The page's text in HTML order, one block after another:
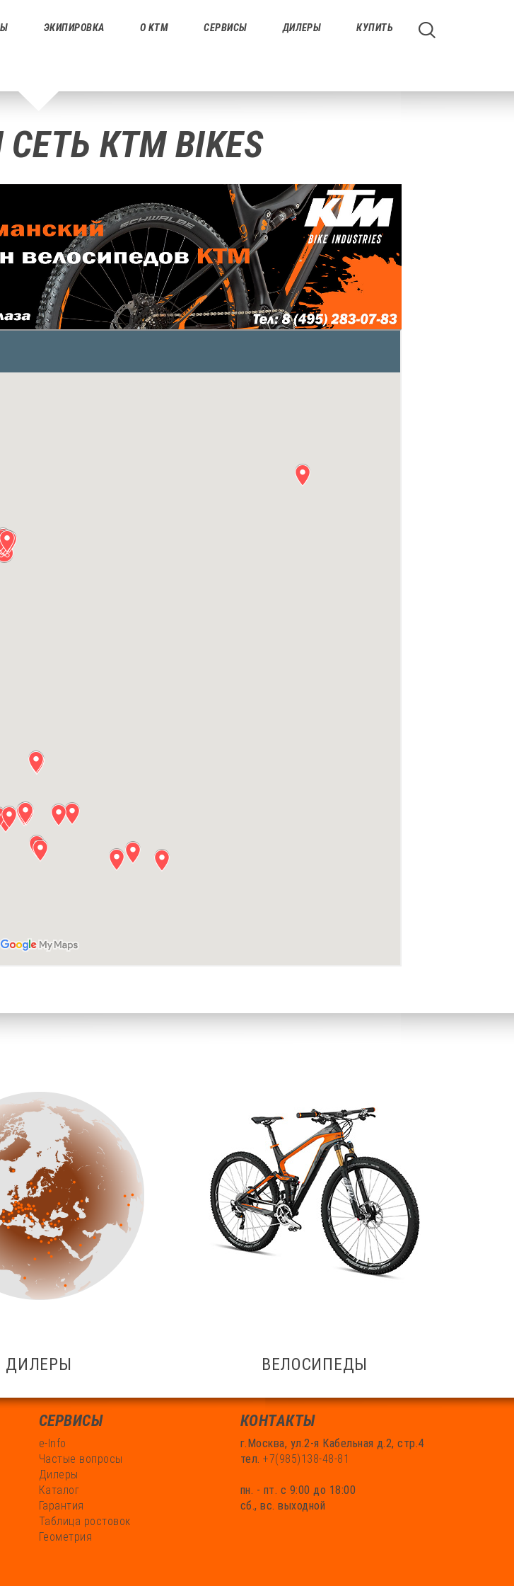
ЭКИПИРОВКА О KTM СЕРВИСЫ ДИЛЕРЫ КУПИТЬ
КТМ BIKES
ДИЛЕРЫ ВЕЛОСИПЕДЫ
СЕРВИСЫ
e-Info
Частые вопросы
Дилеры
Каталог
Гарантия
Таблица ростовок
Геометрия
КОНТАКТЫ
г.Москва, ул.2-я Кабельная д.2, стр.4
тел.+7(985)138-48-81
пн. - пт. с 9:00 до 18:00
сб., вс. выходной